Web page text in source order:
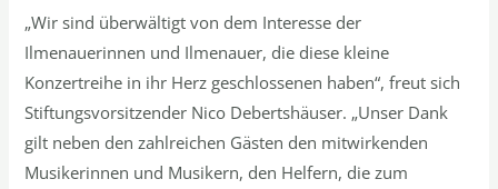
„Wir sind überwältigt von dem Interesse der
Ilmenauerinnen und Ilmenauer, die diese kleine
Konzertreihe in ihr Herz geschlossenen haben“, freut sich
Stiftungsvorsitzender Nico Debertshäuser. „Unser Dank
gilt neben den zahlreichen Gästen den mitwirkenden
Musikerinnen und Musikern, den Helfern, die zum